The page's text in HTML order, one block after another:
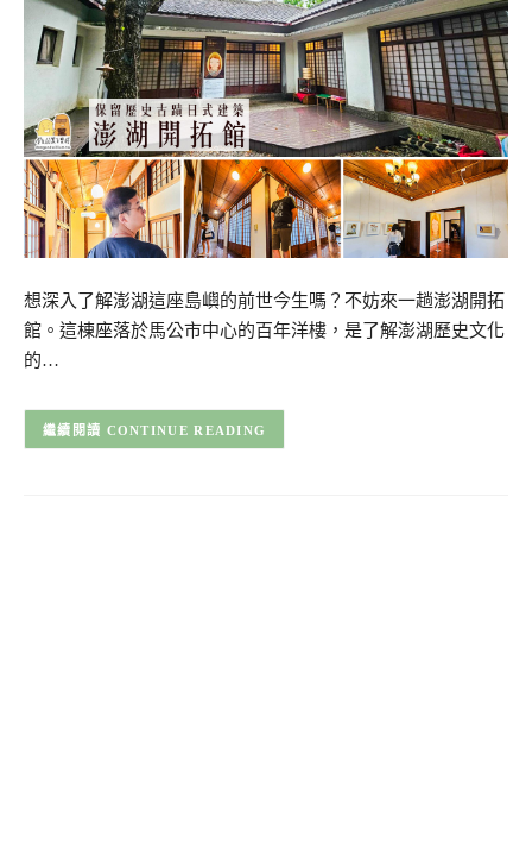
想深入了解澎湖這座島嶼的前世今生嗎？不妨來一趟澎湖開拓
館。這棟座落於馬公市中心的百年洋樓，是了解澎湖歷史文化
的…
CONTINUE READING